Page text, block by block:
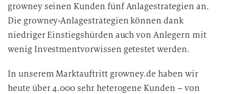
growney seinen Kunden fünf Anlagestrategien an.
Die growney-Anlagestrategien können dank
niedriger Einstiegshürden auch von Anlegern mit
wenig Investmentvorwissen getestet werden.
In unserem Marktauftritt growney.de haben wir
heute über 4.000 sehr heterogene Kunden – von